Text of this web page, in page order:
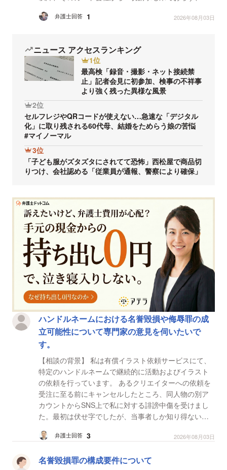
カードを保...
弁護士回答 1 2026年08月03日
ニュース アクセスランキング
1位
最高検「録音・撮影・ネット接続禁
止」記者会見に初参加、検事の不祥事
より強く残った異様な風景
2位
セルフレジやQRコードが使えない…急速な「デジタル
化」に取り残される60代母、結婚をためらう娘の苦悩
#マイノーマル
3位
「子ども服がズタズタにされてて恐怖」西松屋で商品切
りつけ、会社認める「従業員が通報、警察により確保」
ハンドルネームにおける名誉毀損や侮辱罪の成
立可能性について専門家の意見を伺いたいで
す。
【相談の背景】 私は有償イラスト依頼サービスにて、
特定のハンドルネームで継続的に活動およびイラスト
の依頼を行っています。 あるクリエイターへの依頼を
受注に至る前にキャンセルしたところ、同人物の別ア
カウントからSNS上で私に対する誹謗中傷を受けまし
た。最初は伏せ字でしたが、当事者しか知り得ない依
ションで...
弁護士回答 3 2026年08月03日
名誉毀損罪の構成要件について